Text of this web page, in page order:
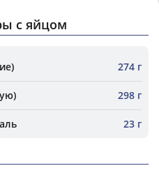
с яйцом
274 г
298 г
23 г